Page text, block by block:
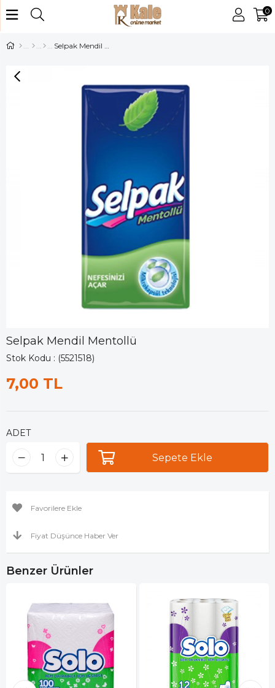
0
Selpak Mendil Mentollü
Selpak Mendil Mentollü
Stok Kodu (5521518)
7,00 TL
ADET
Favorilere Ekle
Fiyat Düşünce Haber Ver
Benzer Ürünler